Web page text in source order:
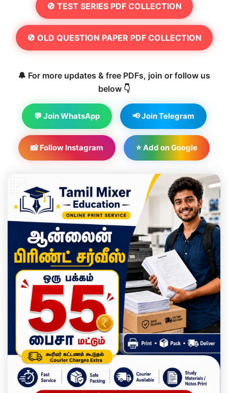
🚫 TEST SERIES PDF COLLECTION
🚫 OLD QUESTION PAPER PDF COLLECTION
🔔 For more updates & free PDFs, join or follow us
below 👇
💬 Join WhatsApp 📢 Join Telegram
📸 Follow Instagram ⭐ Add on Google